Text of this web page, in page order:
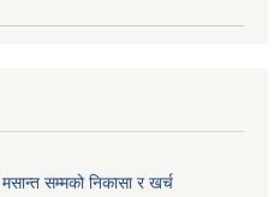
सम्मको निकासा र खर्च